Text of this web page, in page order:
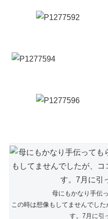
母にもかなり手伝
この時は想像もしてませんでし
す。7月に引